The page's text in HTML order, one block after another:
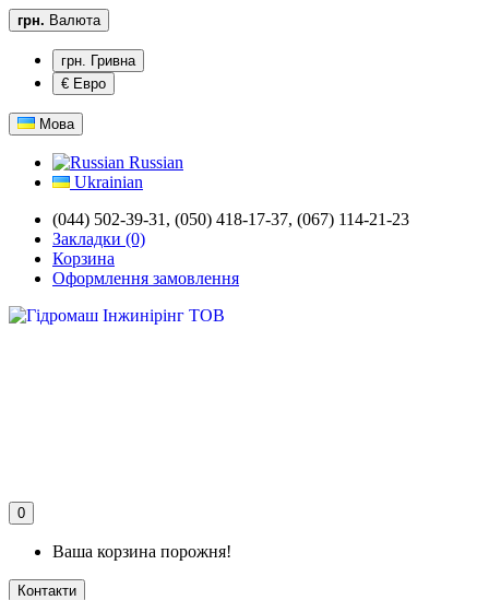
грн. Валюта
грн. Гривна
€ Евро
Мова
Russian
Ukrainian
(044) 502-39-31, (050) 418-17-37, (067) 114-21-23
Закладки (0)
Корзина
Оформлення замовлення
0
Ваша корзина порожня!
Контакти